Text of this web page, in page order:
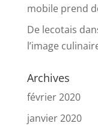
mobile prend
De lecotais
l’image
Archives
février 2020
janvier 2020